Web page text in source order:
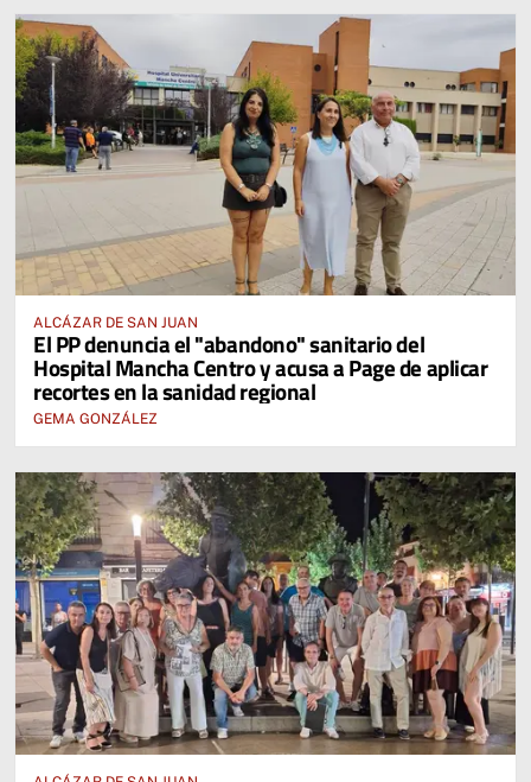
ALCÁZAR DE SAN JUAN
El PP denuncia el "abandono" sanitario del
Hospital Mancha Centro y acusa a Page de aplicar
recortes en la sanidad regional
GEMA GONZÁLEZ